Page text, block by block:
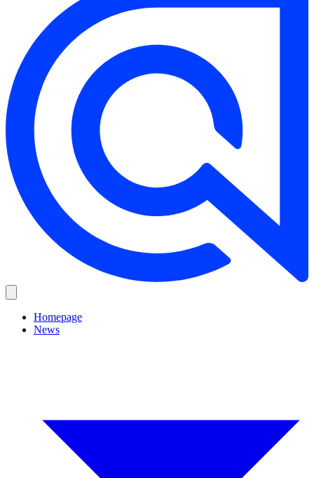
Homepage
News